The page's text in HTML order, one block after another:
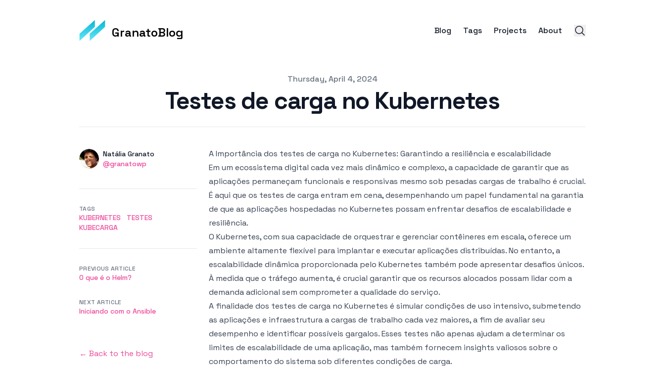
GranatoBlog Blog Tags Projects About
Thursday, April 4, 2024
Testes de carga no Kubernetes
AuthorsName
Natália Granato
Twitter
@granatowp
A Importância dos testes de carga no Kubernetes: Garantindo a resiliência e escalabilidade
Em um ecossistema digital cada vez mais dinâmico e complexo, a capacidade de garantir que as
aplicações permaneçam funcionais e responsivas mesmo sob pesadas cargas de trabalho é crucial.
É aqui que os testes de carga entram em cena, desempenhando um papel fundamental na garantia
de que as aplicações hospedadas no Kubernetes possam enfrentar desafios de escalabilidade e
resiliência.
O Kubernetes, com sua capacidade de orquestrar e gerenciar contêineres em escala, oferece um
ambiente altamente flexível para implantar e executar aplicações distribuídas. No entanto, a
escalabilidade dinâmica proporcionada pelo Kubernetes também pode apresentar desafios únicos.
À medida que o tráfego aumenta, é crucial garantir que os recursos alocados possam lidar com a
demanda adicional sem comprometer a qualidade do serviço.
A finalidade dos testes de carga no Kubernetes é simular condições de uso intensivo, submetendo
as aplicações e infraestrutura a cargas de trabalho cada vez maiores, a fim de avaliar seu
desempenho e identificar possíveis gargalos. Esses testes não apenas ajudam a determinar os
limites de escalabilidade de uma aplicação, mas também fornecem insights valiosos sobre o
comportamento do sistema sob diferentes condições de carga.
TAGS
KUBERNETES
TESTES
KUBECARGA
PREVIOUS ARTICLE
O que é o Helm?
NEXT ARTICLE
Iniciando com o Ansible
← Back to the blog